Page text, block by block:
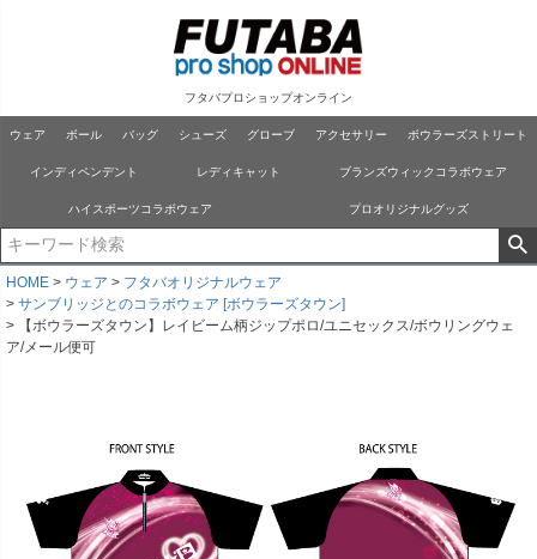
フタバプロショップオンライン
ウェア ボール バッグ シューズ グローブ アクセサリー ボウラーズストリート
インディペンデント レディキャット ブランズウィックコラボウェア
ハイスポーツコラボウェア プロオリジナルグッズ
HOME ウェア
フタバオリジナルウェア
サンブリッジとのコラボウェア [ボウラーズタウン]
【ボウラーズタウン】レイビーム柄ジップポロ/ユニセックス/ボウリングウェ
ア/メール便可